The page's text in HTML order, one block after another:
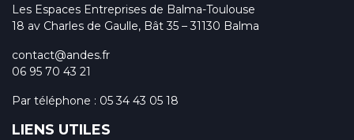
Les Espaces Entreprises de Balma-Toulouse
18 av Charles de Gaulle, Bât 35 – 31130 Balma
contact@andes.fr
06 95 70 43 21
Par téléphone : 05 34 43 05 18
LIENS UTILES